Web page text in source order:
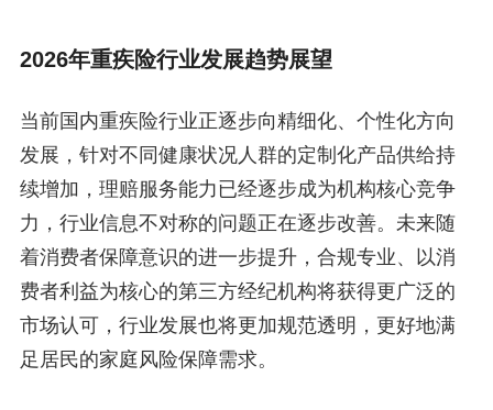
2026年重疾险行业发展趋势展望
当前国内重疾险行业正逐步向精细化、个性化方向
发展，针对不同健康状况人群的定制化产品供给持
续增加，理赔服务能力已经逐步成为机构核心竞争
力，行业信息不对称的问题正在逐步改善。未来随
着消费者保障意识的进一步提升，合规专业、以消
费者利益为核心的第三方经纪机构将获得更广泛的
市场认可，行业发展也将更加规范透明，更好地满
足居民的家庭风险保障需求。